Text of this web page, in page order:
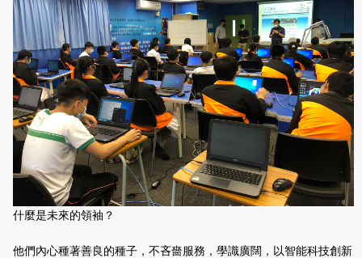
什麼是未來的領袖？
他們內心種著善良的種子，不吝嗇服務，學識廣闊，以智能科技創新